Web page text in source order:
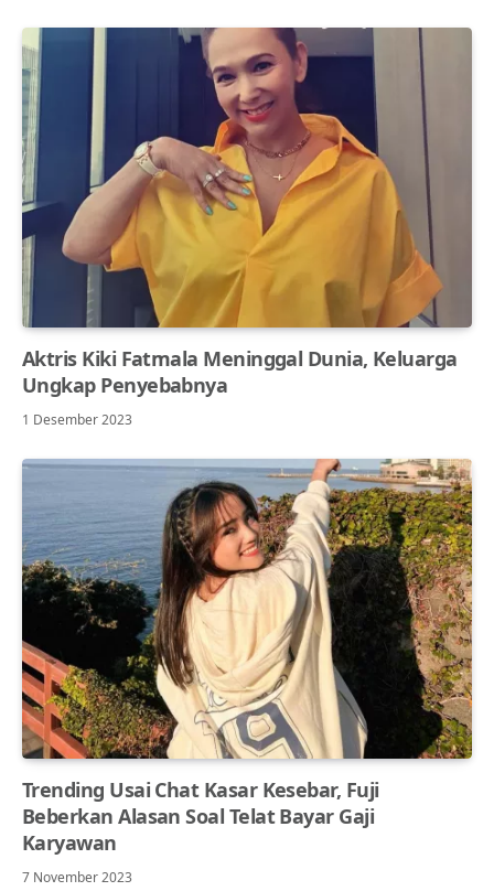
Aktris Kiki Fatmala Meninggal Dunia, Keluarga
Ungkap Penyebabnya
1 Desember 2023
Trending Usai Chat Kasar Kesebar, Fuji
Beberkan Alasan Soal Telat Bayar Gaji
Karyawan
7 November 2023